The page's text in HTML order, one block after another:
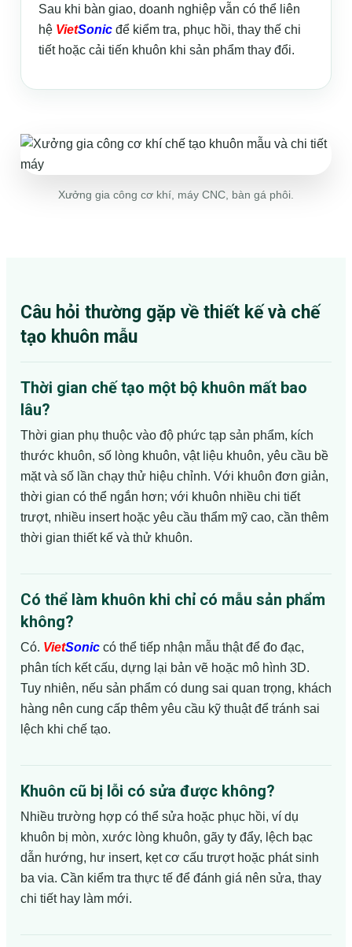
Sau khi bàn giao, doanh nghiệp vẫn có thể liên
hệ VietSonic để kiểm tra, phục hồi, thay thế chi
tiết hoặc cải tiến khuôn khi sản phẩm thay đổi.
Xưởng gia công cơ khí, máy CNC, bàn gá phôi.
Câu hỏi thường gặp về thiết kế và chế
tạo khuôn mẫu
Thời gian chế tạo một bộ khuôn mất bao
lâu?
Thời gian phụ thuộc vào độ phức tạp sản phẩm, kích
thước khuôn, số lòng khuôn, vật liệu khuôn, yêu cầu bề
mặt và số lần chạy thử hiệu chỉnh. Với khuôn đơn giản,
thời gian có thể ngắn hơn; với khuôn nhiều chi tiết
trượt, nhiều insert hoặc yêu cầu thẩm mỹ cao, cần thêm
thời gian thiết kế và thử khuôn.
Có thể làm khuôn khi chỉ có mẫu sản phẩm
không?
Có. VietSonic có thể tiếp nhận mẫu thật để đo đạc,
phân tích kết cấu, dựng lại bản vẽ hoặc mô hình 3D.
Tuy nhiên, nếu sản phẩm có dung sai quan trọng, khách
hàng nên cung cấp thêm yêu cầu kỹ thuật để tránh sai
lệch khi chế tạo.
Khuôn cũ bị lỗi có sửa được không?
Nhiều trường hợp có thể sửa hoặc phục hồi, ví dụ
khuôn bị mòn, xước lòng khuôn, gãy ty đẩy, lệch bạc
dẫn hướng, hư insert, kẹt cơ cấu trượt hoặc phát sinh
ba via. Cần kiểm tra thực tế để đánh giá nên sửa, thay
chi tiết hay làm mới.